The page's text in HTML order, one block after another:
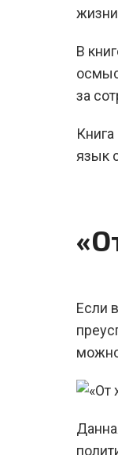
В
за
язык
Если